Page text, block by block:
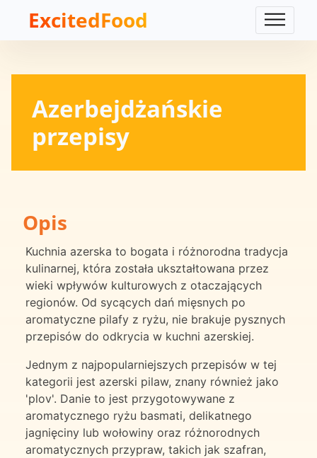
ExcitedFood
Azerbejdżańskie
przepisy
Opis
Kuchnia azerska to bogata i różnorodna tradycja
kulinarnej, która została ukształtowana przez
wieki wpływów kulturowych z otaczających
regionów. Od sycących dań mięsnych po
aromatyczne pilafy z ryżu, nie brakuje pysznych
przepisów do odkrycia w kuchni azerskiej.
Jednym z najpopularniejszych przepisów w tej
kategorii jest azerski pilaw, znany również jako
'plov'. Danie to jest przygotowywane z
aromatycznego ryżu basmati, delikatnego
jagnięciny lub wołowiny oraz różnorodnych
aromatycznych przypraw, takich jak szafran,